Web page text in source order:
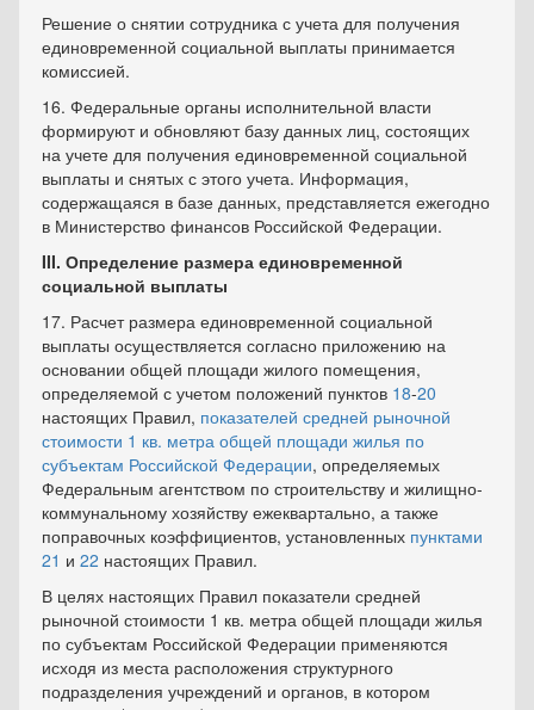
Решение о снятии сотрудника с учета для получения
единовременной социальной выплаты принимается
комиссией.
16. Федеральные органы исполнительной власти
формируют и обновляют базу данных лиц, состоящих
на учете для получения единовременной социальной
выплаты и снятых с этого учета. Информация,
содержащаяся в базе данных, представляется ежегодно
в Министерство финансов Российской Федерации.
III. Определение размера единовременной
социальной выплаты
17. Расчет размера единовременной социальной
выплаты осуществляется согласно приложению на
основании общей площади жилого помещения,
определяемой с учетом положений пунктов 18-20
настоящих Правил, показателей средней рыночной
стоимости 1 кв. метра общей площади жилья по
субъектам Российской Федерации, определяемых
Федеральным агентством по строительству и жилищно-
коммунальному хозяйству ежеквартально, а также
поправочных коэффициентов, установленных пунктами
21 и 22 настоящих Правил.
В целях настоящих Правил показатели средней
рыночной стоимости 1 кв. метра общей площади жилья
по субъектам Российской Федерации применяются
исходя из места расположения структурного
подразделения учреждений и органов, в котором